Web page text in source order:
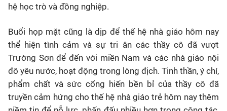
hệ học trò và đồng nghiệp.
Buổi họp mặt cũng là dịp để thế hệ nhà giáo hôm nay
thể hiện tình cảm và sự tri ân các thầy cô đã vượt
Trường Sơn để đến với miền Nam và các nhà giáo nội
đô yêu nước, hoạt động trong lòng địch. Tinh thần, ý chí,
phẩm chất và sức cống hiến bền bỉ của thầy cô đã
truyền cảm hứng cho thế hệ nhà giáo trẻ hôm nay thêm